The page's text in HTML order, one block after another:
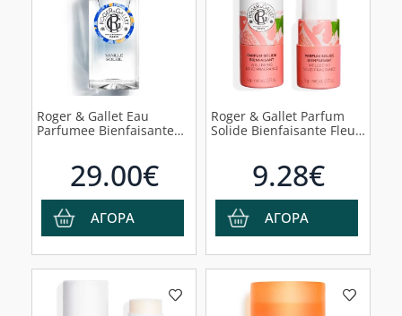
Roger & Gallet Eau
Parfumee Bienfaisante
29.00€
ΑΓΟΡΑ
Roger & Gallet Parfum
Solide Bienfaisante Fleur
Άρωμα Fleur De Figuier,
9.28€
ΑΓΟΡΑ